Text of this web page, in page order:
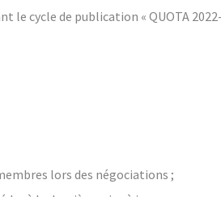
cycle de publication « QUOTA
lors des négociations ;